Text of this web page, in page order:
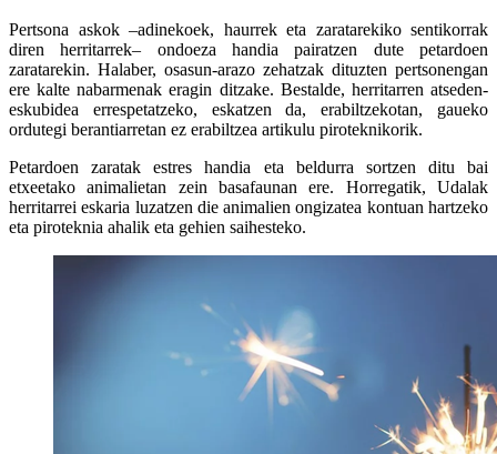
Pertsona askok –adinekoek, haurrek eta zaratarekiko sentikorrak
diren herritarrek– ondoeza handia pairatzen dute petardoen
zaratarekin. Halaber, osasun-arazo zehatzak dituzten pertsonengan
ere kalte nabarmenak eragin ditzake. Bestalde, herritarren atseden-
eskubidea errespetatzeko, eskatzen da, erabiltzekotan, gaueko
ordutegi berantiarretan ez erabiltzea artikulu piroteknikorik.
Petardoen zaratak estres handia eta beldurra sortzen ditu bai
etxeetako animalietan zein basafaunan ere. Horregatik, Udalak
herritarrei eskaria luzatzen die animalien ongizatea kontuan hartzeko
eta piroteknia ahalik eta gehien saihesteko.